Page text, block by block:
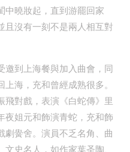
中曉妝起，直到游罷回家
且沒有一刻不是兩人相互對
邀到上海餐與加入曲會，同
海，充和曾經成熟很多。
飛對戲，表演《白蛇傳》里
夜姐元和飾演青蛇，充和飾
劇黌舍。演員不乏名角、曲